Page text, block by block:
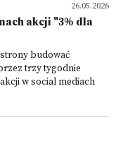
26.05.2026
akcji "3% dla
budować
trzy tygodnie
w social mediach